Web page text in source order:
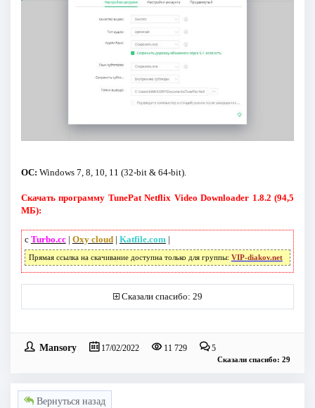
ОС: Windows 7, 8, 10, 11 (32-bit & 64-bit).
Скачать программу TunePat Netflix Video Downloader 1.8.2 (94,5
МБ):
с Turbo.cc| Oxy cloud| Katfile.com|
Прямая ссылка на скачивание доступна только для группы: VIP-diakov.net
Сказали спасибо: 29
Mansory 17/02/2022 11 729 5
Сказали спасибо: 29
Вернуться назад